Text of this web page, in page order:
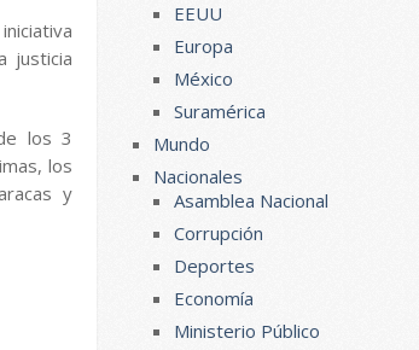
justicia
los 3
los
y
EEUU
Europa
México
Suramérica
Mundo
Nacionales
Asamblea Nacional
Corrupción
Deportes
Economía
Ministerio Público